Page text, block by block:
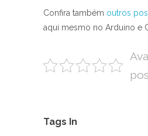
Confira também outros
aqui mesmo no Arduino e
Tags In